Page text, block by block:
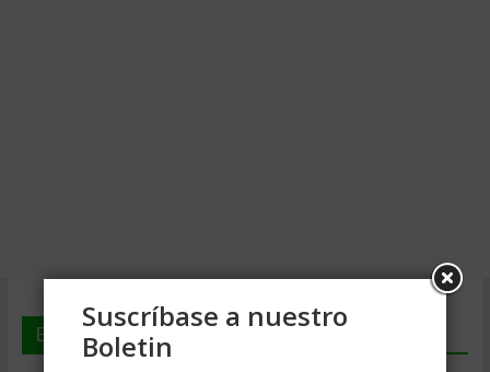
En deGerencia.com
Suscríbase a nuestro
Boletin